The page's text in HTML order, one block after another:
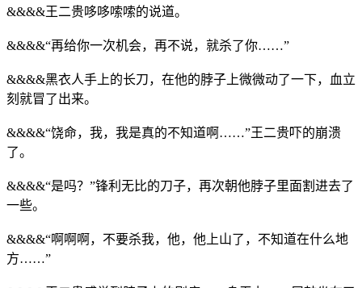
&&&&王二贵哆哆嗦嗦的说道。
&&&&“再给你一次机会，再不说，就杀了你……”
&&&&黑衣人手上的长刀，在他的脖子上微微动了一下，血立
刻就冒了出来。
&&&&“饶命，我，我是真的不知道啊……”王二贵吓的崩溃
了。
&&&&“是吗？”锋利无比的刀子，再次朝他脖子里面割进去了
一些。
&&&&“啊啊啊，不要杀我，他，他上山了，不知道在什么地
方……”